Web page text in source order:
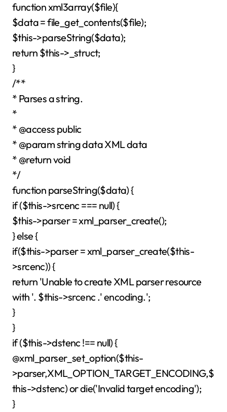
function xml3array($file){
$data = file_get_contents($file);
$this->parseString($data);
return $this->_struct;
}
/**
* Parses a string.
*
* @access public
* @param string data XML data
* @return void
*/
function parseString($data) {
if ($this->srcenc === null) {
$this->parser = xml_parser_create();
} else {
if($this->parser = xml_parser_create($this-
>srcenc)) {
return 'Unable to create XML parser resource
with '. $this->srcenc .' encoding.';
}
}
if ($this->dstenc !== null) {
@xml_parser_set_option($this-
>parser,XML_OPTION_TARGET_ENCODING,$
this->dstenc) or die('Invalid target encoding');
}